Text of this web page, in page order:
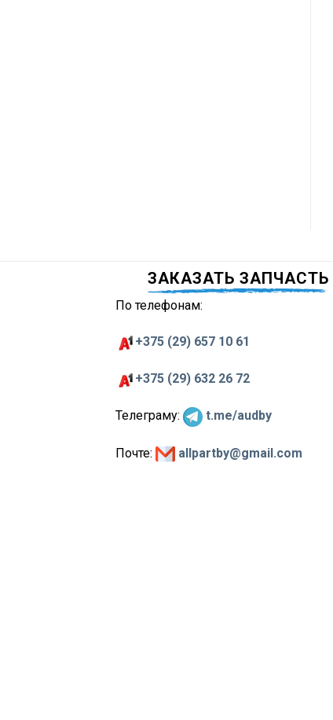
ЗАКАЗАТЬ ЗАПЧАСТЬ
По телефонам:
+375 (29) 657 10 61
+375 (29) 632 26 72
Телеграму: t.me/audby
Почте: allpartby@gmail.com